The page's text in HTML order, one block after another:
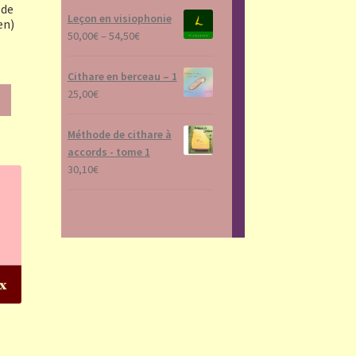
Leçon en visiophonie
50,00€– 54,50€
Cithare en berceau – 1
25,00€
Méthode de cithare à
accords - tome 1
30,10€